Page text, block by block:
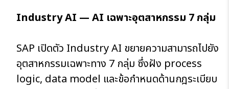
Industry AI — AI เฉพาะอุตสาหกรรม 7 กลุ่ม
SAP เปิดตัว Industry AI ขยายความสามารถไปยัง
อุตสาหกรรมเฉพาะทาง 7 กลุ่ม ซึ่งฝัง process
logic, data model และข้อกำหนดด้านกฎระเบียบ